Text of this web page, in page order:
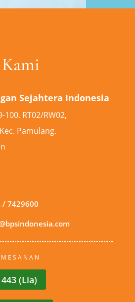
Sejahtera Indonesia
100. RT02/RW02,
Pamulang.
7429600
(Lia)